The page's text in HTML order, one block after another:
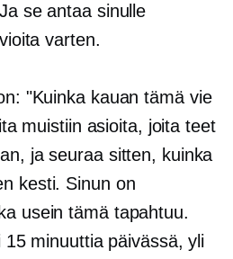
se antaa sinulle
varten.
"Kuinka kauan tämä vie
muistiin asioita, joita teet
ja seuraa sitten, kuinka
kesti. Sinun on
usein tämä tapahtuu.
minuuttia päivässä, yli